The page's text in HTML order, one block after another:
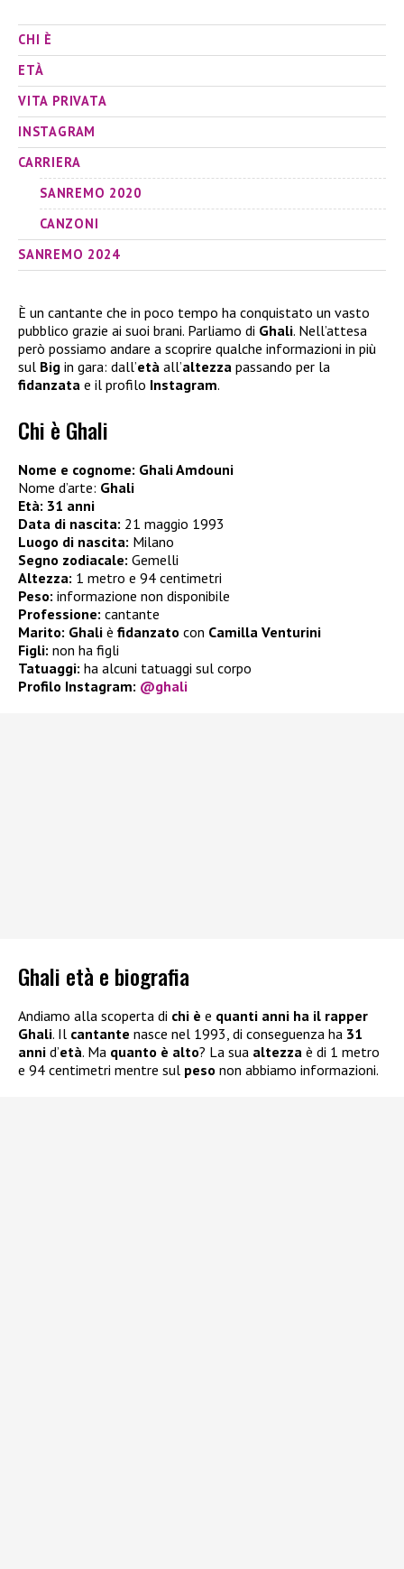
CHI È
ETÀ
VITA PRIVATA
INSTAGRAM
CARRIERA
SANREMO 2020
CANZONI
SANREMO 2024
È un cantante che in poco tempo ha conquistato un vasto
pubblico grazie ai suoi brani. Parliamo di Ghali. Nell’attesa
però possiamo andare a scoprire qualche informazioni in più
sul Big in gara: dall’età all’altezza passando per la
fidanzata e il profilo Instagram.
Chi è Ghali
Nome e cognome: Ghali Amdouni
Nome d’arte: Ghali
Età: 31 anni
Data di nascita: 21 maggio 1993
Luogo di nascita: Milano
Segno zodiacale: Gemelli
Altezza: 1 metro e 94 centimetri
Peso: informazione non disponibile
Professione: cantante
Marito: Ghali è fidanzato con Camilla Venturini
Figli: non ha figli
Tatuaggi: ha alcuni tatuaggi sul corpo
Profilo Instagram: @ghali
Ghali età e biografia
Andiamo alla scoperta di chi è e quanti anni ha il rapper
Ghali. Il cantante nasce nel 1993, di conseguenza ha 31
anni d’età. Ma quanto è alto? La sua altezza è di 1 metro
e 94 centimetri mentre sul peso non abbiamo informazioni.